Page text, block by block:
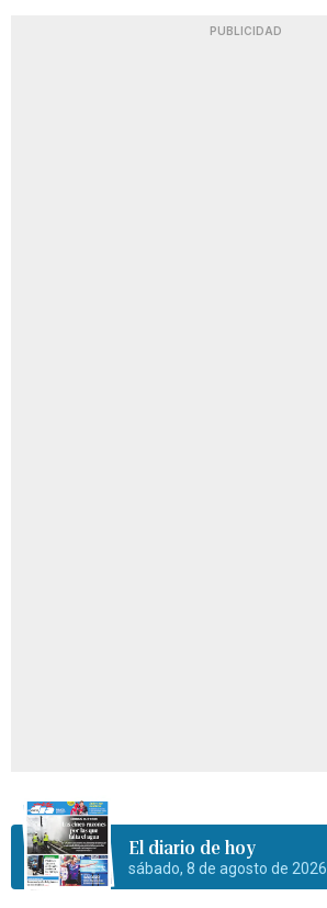
PUBLICIDAD
El diario de hoy
sábado, 8 de agosto de 2026